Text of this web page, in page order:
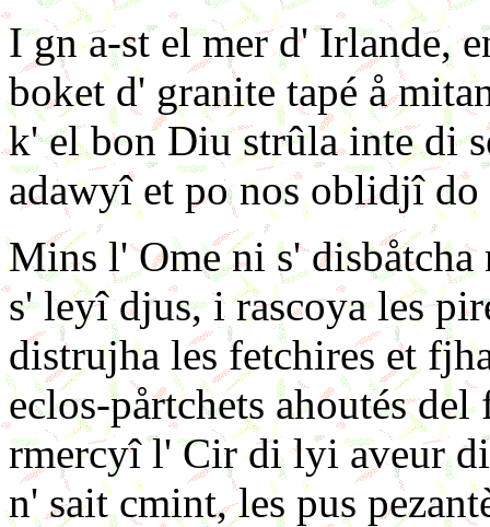
I gn a-st el mer d' Irlande,
boket d' granite tapé å
k' el bon Diu strûla inte di
adawyî et po nos oblidjî
Mins l' Ome ni s'
s' leyî djus, i rascoya les
distrujha les fetchires et
eclos-pårtchets ahoutés
rmercyî l' Cir di lyi aveur
n' sait cmint, les pus